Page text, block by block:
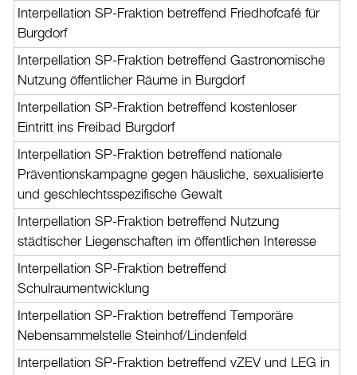
Interpellation SP-Fraktion betreffend Friedhofcafé für
Burgdorf
Interpellation SP-Fraktion betreffend Gastronomische
Nutzung öffentlicher Räume in Burgdorf
Interpellation SP-Fraktion betreffend kostenloser
Eintritt ins Freibad Burgdorf
Interpellation SP-Fraktion betreffend nationale
Präventionskampagne gegen häusliche, sexualisierte
und geschlechtsspezifische Gewalt
Interpellation SP-Fraktion betreffend Nutzung
städtischer Liegenschaften im öffentlichen Interesse
Interpellation SP-Fraktion betreffend
Schulraumentwicklung
Interpellation SP-Fraktion betreffend Temporäre
Nebensammelstelle Steinhof/Lindenfeld
Interpellation SP-Fraktion betreffend vZEV und LEG in